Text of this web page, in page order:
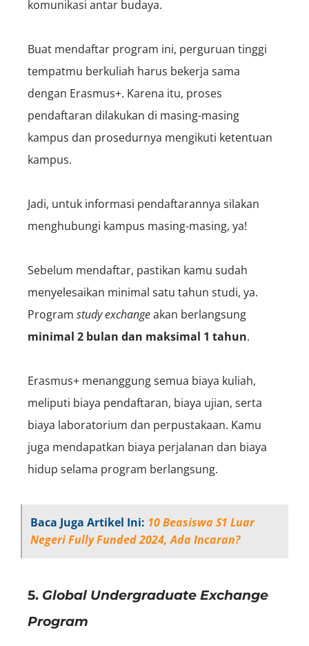
komunikasi antar budaya.
Buat mendaftar program ini, perguruan tinggi
tempatmu berkuliah harus bekerja sama
dengan Erasmus+. Karena itu, proses
pendaftaran dilakukan di masing-masing
kampus dan prosedurnya mengikuti ketentuan
kampus.
Jadi, untuk informasi pendaftarannya silakan
menghubungi kampus masing-masing, ya!
Sebelum mendaftar, pastikan kamu sudah
menyelesaikan minimal satu tahun studi, ya.
Program study exchangeakan berlangsung
minimal 2 bulan dan maksimal 1 tahun.
Erasmus+ menanggung semua biaya kuliah,
meliputi biaya pendaftaran, biaya ujian, serta
biaya laboratorium dan perpustakaan. Kamu
juga mendapatkan biaya perjalanan dan biaya
hidup selama program berlangsung.
Baca Juga Artikel Ini: 10 Beasiswa S1 Luar
Negeri Fully Funded 2024, Ada Incaran?
5. Global Undergraduate Exchange
Program